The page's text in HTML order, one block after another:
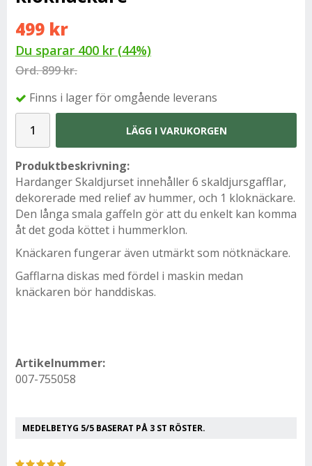
499 kr
Du sparar 400 kr (44%)
Ord.899 kr.
Finns i lager för omgående leverans
LÄGG I VARUKORGEN
Produktbeskrivning:
Hardanger Skaldjurset innehåller 6 skaldjursgafflar,
dekorerade med relief av hummer, och 1 kloknäckare.
Den långa smala gaffeln gör att du enkelt kan komma
åt det goda köttet i hummerklon.
Knäckaren fungerar även utmärkt som nötknäckare.
Gafflarna diskas med fördel i maskin medan
knäckaren bör handdiskas.
Artikelnummer:
007-755058
MEDELBETYG 5/5 BASERAT PÅ 3 ST RÖSTER.